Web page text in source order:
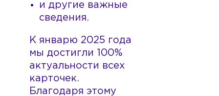
и другие важные
сведения.
К январю 2025 года
мы достигли 100%
актуальности всех
карточек.
Благодаря этому